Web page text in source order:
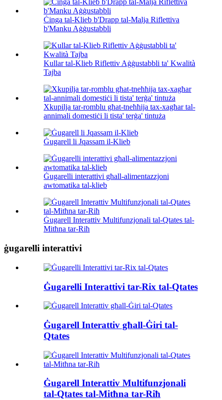
Ċinga tal-Klieb b'Drapp tal-Malja Riflettiva
b'Manku Aġġustabbli
Kullar tal-Klieb Riflettiv Aġġustabbli ta' Kwalità
Tajba
Xkupilja tar-romblu għat-tneħħija tax-xagħar tal-
annimali domestiċi li tista' terġa' tintuża
Ġugarell li Jqassam il-Klieb
Ġugarelli interattivi għall-alimentazzjoni
awtomatika tal-klieb
Ġugarell Interattiv Multifunzjonali tal-Qtates tal-
Mitħna tar-Riħ
ġugarelli interattivi
Ġugarelli Interattivi tar-Rix tal-Qtates
Ġugarell Interattiv għall-Ġiri tal-
Qtates
Ġugarell Interattiv Multifunzjonali
tal-Qtates tal-Mitħna tar-Riħ